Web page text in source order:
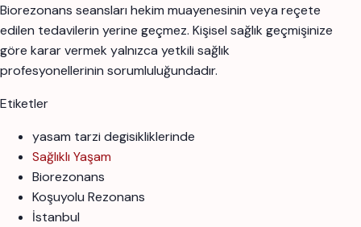
Biorezonans seansları hekim muayenesinin veya reçete
edilen tedavilerin yerine geçmez. Kişisel sağlık geçmişinize
göre karar vermek yalnızca yetkili sağlık
profesyonellerinin sorumluluğundadır.
Etiketler
yasam tarzi degisikliklerinde
Sağlıklı Yaşam
Biorezonans
Koşuyolu Rezonans
İstanbul